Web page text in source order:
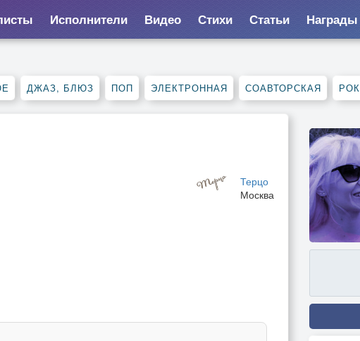
Исполнители Видео Стихи Статьи Награды
ДЖАЗ, БЛЮЗ ПОП ЭЛЕКТРОННАЯ СОАВТОРСКАЯ РОК
Терцо
Москва